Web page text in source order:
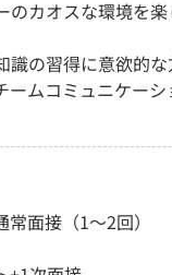
のカオスな環境を
識の習得に意欲的
ームコミュニケー
面接（1～2回）